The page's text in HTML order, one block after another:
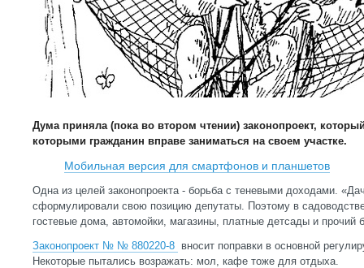
Дума приняла (пока во втором чтении) законопроект,
которыми гражданин вправе заниматься на своем участке.
Мобильная версия для смартфонов и планшетов
Одна из целей законопроекта - борьба с теневыми доходами.
сформулировали свою позицию депутаты. Поэтому в
гостевые дома, автомойки, магазины, платные детсады и прочий
Законопроект № № 880220-8 вносит поправки в основной
Некоторые пытались возражать: мол, кафе тоже для отдыха.